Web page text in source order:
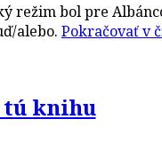
režim bol pre
alebo. Pokračovať v
tú knihu